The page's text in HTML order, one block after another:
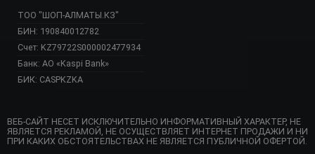
ТОО "ШОП-АЛМАТЫ.КЗ"
БИН: 190840012782
Счет: KZ79722S000002477934
Банк: АО «Kaspi Bank»
БИК: CASPKZKA
ВЕБ-САЙТ НЕСЕТ ИСКЛЮЧИТЕЛЬНО ИНФОРМАТИВНЫЙ ХАРАКТЕР, НЕ
ЯВЛЯЕТСЯ РЕКЛАМОЙ, НЕ ОСУЩЕСТВЛЯЕТ ИНТЕРНЕТ ПРОДАЖИ И НИ
ПРИ КАКИХ ОБСТОЯТЕЛЬСТВАХ НЕ ЯВЛЯЕТСЯ ПУБЛИЧНОЙ ОФЕРТОЙ.